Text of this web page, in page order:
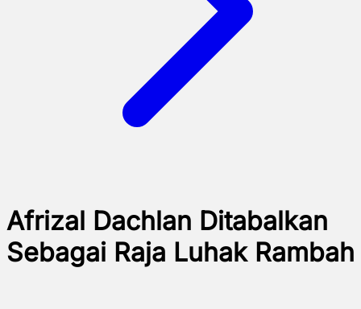
Afrizal Dachlan Ditabalkan
Sebagai Raja Luhak Rambah